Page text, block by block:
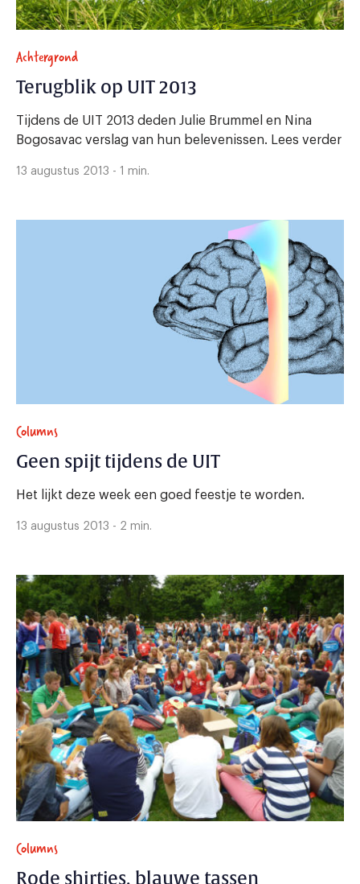
Achtergrond
Terugblik op UIT 2013
Tijdens de UIT 2013 deden Julie Brummel en Nina
Bogosavac verslag van hun belevenissen. Lees verder
13 augustus 2013 - 1 min.
Columns
Geen spijt tijdens de UIT
Het lijkt deze week een goed feestje te worden.
13 augustus 2013 - 2 min.
Columns